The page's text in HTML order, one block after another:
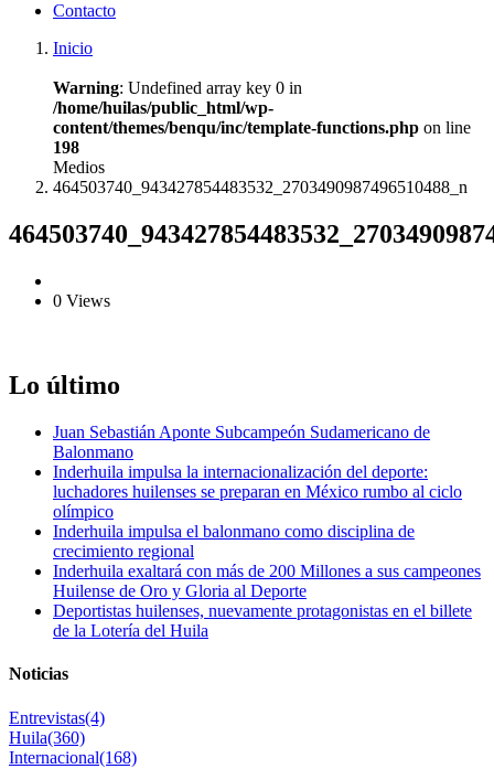
Contacto
Inicio
Warning: Undefined array key 0 in
/home/huilas/public_html/wp-
content/themes/benqu/inc/template-functions.php on line
198
Medios
464503740_943427854483532_2703490987496510488_n
0 Views
Lo último
Juan Sebastián Aponte Subcampeón Sudamericano de
Balonmano
Inderhuila impulsa la internacionalización del deporte:
luchadores huilenses se preparan en México rumbo al ciclo
olímpico
Inderhuila impulsa el balonmano como disciplina de
crecimiento regional
Inderhuila exaltará con más de 200 Millones a sus campeones
Huilense de Oro y Gloria al Deporte
Deportistas huilenses, nuevamente protagonistas en el billete
de la Lotería del Huila
Noticias
Entrevistas(4)
Huila(360)
Internacional(168)